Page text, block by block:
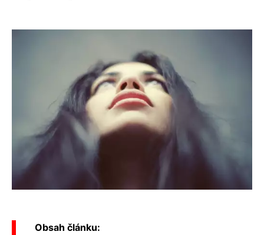
Obsah článku: